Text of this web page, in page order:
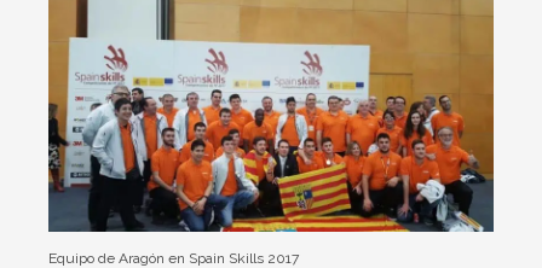
Equipo de Aragón en Spain Skills 2017